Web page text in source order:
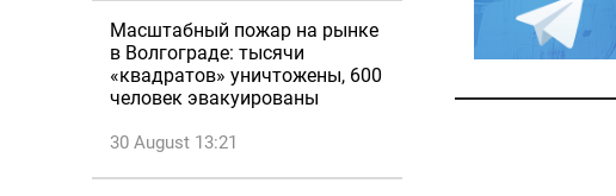
Масштабный пожар на рынке
в Волгограде: тысячи
«квадратов» уничтожены, 600
человек эвакуированы
30 August 13:21